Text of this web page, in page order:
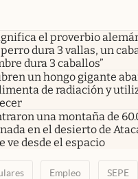
el proverbio
dura 3 vallas, un
dura 3 caballos”
un hongo gigante
de radiación y
una montaña de
en el desierto de
ve desde el espacio
Empleo SEPE